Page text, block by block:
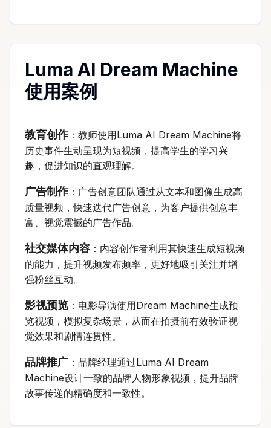
Luma AI Dream Machine
使用案例
教育创作：教师使用Luma AI Dream Machine将
历史事件生动呈现为短视频，提高学生的学习兴
趣，促进知识的直观理解。
广告制作：广告创意团队通过从文本和图像生成高
质量视频，快速迭代广告创意，为客户提供创意丰
富、视觉震撼的广告作品。
社交媒体内容 ：内容创作者利用其快速生成短视频
的能力，提升视频发布频率，更好地吸引关注并增
强粉丝互动。
影视预览 ：电影导演使用Dream Machine生成预
览视频，模拟复杂场景，从而在拍摄前有效验证视
觉效果和剧情连贯性。
品牌推广 ：品牌经理通过Luma AI Dream
Machine设计一致的品牌人物形象视频，提升品牌
故事传递的精确度和一致性。